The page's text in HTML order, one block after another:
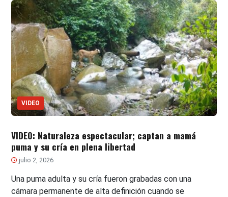
VIDEO
VIDEO: Naturaleza espectacular; captan a mamá
puma y su cría en plena libertad
julio 2, 2026
Una puma adulta y su cría fueron grabadas con una
cámara permanente de alta definición cuando se